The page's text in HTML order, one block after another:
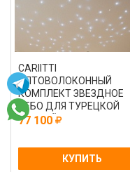
CARIITTI
ОПТОВОЛОКОННЫЙ
КОМПЛЕКТ ЗВЕЗДНОЕ
НЕБО ДЛЯ ТУРЕЦКОЙ
ПАРНОЙ С ПРОЕКТОРОМ
77 100
КУПИТЬ